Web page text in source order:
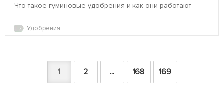
Что такое гуминовые удобрения и как они работают
Удобрения
1 2 ... 168 169